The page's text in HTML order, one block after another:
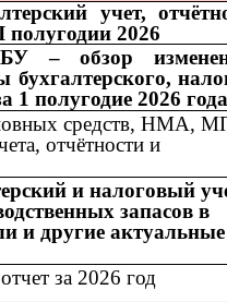
учет,
полугодии 2026
– обзор
бухгалтерского,
1 полугодие 2026
средств, НМА,
отчётности и
и налоговый
запасов в
и другие актуальные
за 2026 год